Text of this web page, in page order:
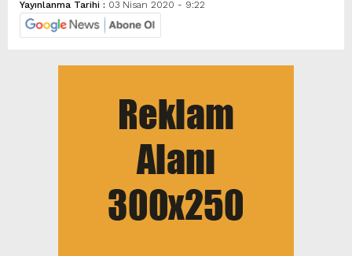
Yayınlanma Tarihi : 03 Nisan 2020 - 9:22